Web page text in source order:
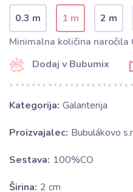
0.3 m 1 m
2 m
Minimalna količina naročila
Dodaj v Bubumix
Kategorija: Galanterija
Proizvajalec: Bubulákovo
Sestava: 100%CO
Širina: 2 cm